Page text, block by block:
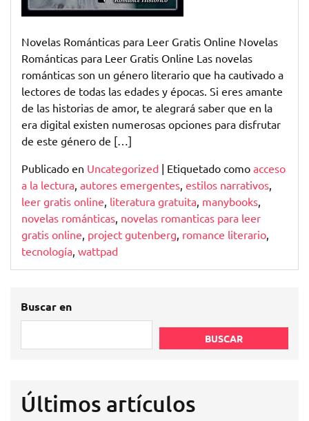
Novelas Románticas para Leer Gratis Online Novelas
Románticas para Leer Gratis Online Las novelas
románticas son un género literario que ha cautivado a
lectores de todas las edades y épocas. Si eres amante
de las historias de amor, te alegrará saber que en la
era digital existen numerosas opciones para disfrutar
de este género de […]
Publicado en Uncategorized | Etiquetado como acceso
a la lectura, autores emergentes, estilos narrativos,
leer gratis online, literatura gratuita, manybooks,
novelas románticas, novelas romanticas para leer
gratis online, project gutenberg, romance literario,
tecnología, wattpad
Buscar en
BUSCAR
Últimos artículos